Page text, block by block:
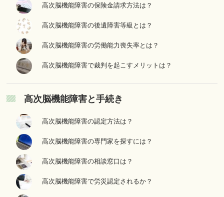
高次脳機能障害の保険金請求方法は？
高次脳機能障害の後遺障害等級とは？
高次脳機能障害の労働能力喪失率とは？
高次脳機能障害で裁判を起こすメリットは？
高次脳機能障害と手続き
高次脳機能障害の認定方法は？
高次脳機能障害の専門家を探すには？
高次脳機能障害の相談窓口は？
高次脳機能障害で労災認定されるか？